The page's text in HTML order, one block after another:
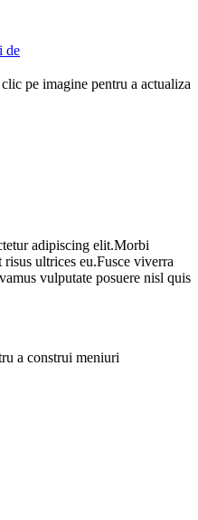
de
pe imagine pentru a actualiza
adipiscing elit.Morbi
ultrices eu.Fusce viverra
vulputate posuere nisl quis
a construi meniuri